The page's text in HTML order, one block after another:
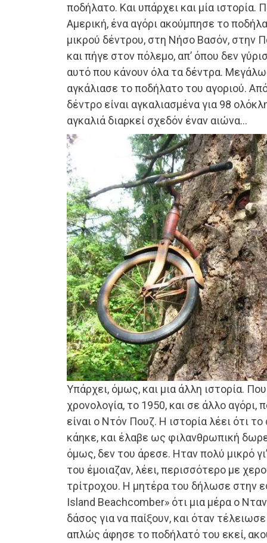
ποδήλατο. Και υπάρχει και μία ιστορία.
Αμερική, ένα αγόρι ακούμπησε το
μικρού δέντρου, στη Νήσο Βασόν, στην
και πήγε στον πόλεμο, απ’ όπου δεν
αυτό που κάνουν όλα τα δέντρα.
αγκάλιασε το ποδήλατο του αγοριού.
δέντρο είναι αγκαλιασμένα για 98
αγκαλιά διαρκεί σχεδόν έναν αιώνα…
Υπάρχει, όμως, και μια άλλη ιστορία.
χρονολογία, το 1950, και σε άλλο αγόρι,
είναι ο Ντόν Πουζ. Η ιστορία λέει ότι
κάηκε, και έλαβε ως φιλανθρωπική
όμως, δεν του άρεσε. Ηταν πολύ μικρό
του έμοιαζαν, λέει, περισσότερο με
τρίτροχου. Η μητέρα του δήλωσε στην
Island Beachcomber» ότι μια μέρα ο
δάσος για να παίξουν, και όταν
απλώς άφησε το ποδήλατό του εκεί,